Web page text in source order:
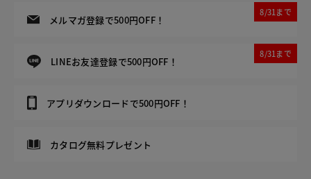
メルマガ登録で500円OFF！
8/31まで
LINEお友達登録で500円OFF！
8/31まで
アプリダウンロードで500円OFF！
カタログ無料プレゼント